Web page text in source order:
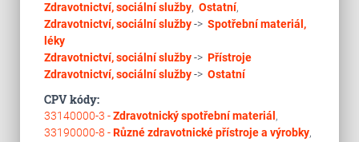
Zdravotnictví, sociální služby, Ostatní,
Zdravotnictví, sociální služby-> Spotřební materiál,
léky
Zdravotnictví, sociální služby-> Přístroje
Zdravotnictví, sociální služby-> Ostatní
CPV kódy:
33140000-3 -Zdravotnický spotřební materiál ,
33190000-8 -Různé zdravotnické přístroje a výrobky,